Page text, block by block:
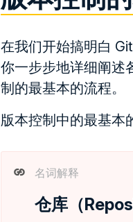
在我们开始搞明白
你一步步地详细阐述
制的最基本的流程。
版本控制中的最基本
名词解释
仓库（